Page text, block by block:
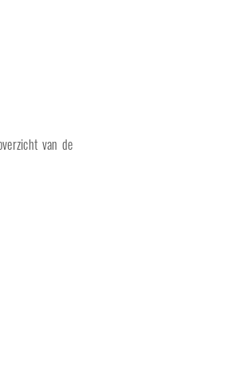
van de